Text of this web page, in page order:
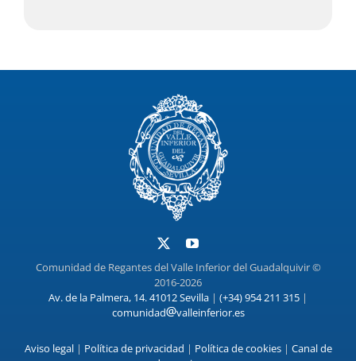
Comunidad de Regantes del Valle Inferior del Guadalquivir ©
2016-2026
Av. de la Palmera, 14. 41012 Sevilla | (+34) 954 211 315 |
comunidad
valleinferior.es
Aviso legal| Política de privacidad | Política de cookies| Canal de